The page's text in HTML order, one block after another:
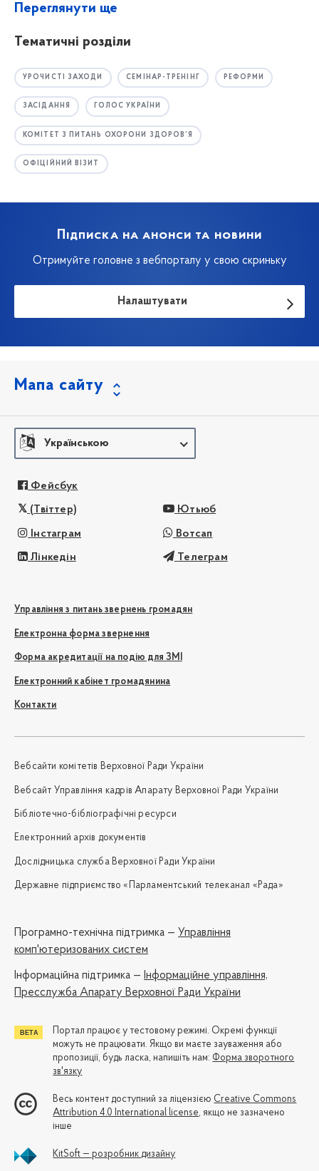
Переглянути ще
Тематичні розділи
УРОЧИСТІ ЗАХОДИ СЕМІНАР-ТРЕНІНГ РЕФОРМИ
ЗАСІДАННЯ ГОЛОС УКРАЇНИ
КОМІТЕТ З ПИТАНЬ ОХОРОНИ ЗДОРОВ’Я
ОФІЦІЙНИЙ ВІЗИТ
Підписка на анонси та новини
Отримуйте головне з вебпорталу у свою скриньку
Налаштувати
Мапа сайту
Українською
Фейсбук
(Твіттер) Ютьюб
Інстаграм Вотсап
Лінкедін Телеграм
Управління з питань звернень громадян
Електронна форма звернення
Форма акредитації на подію для ЗМІ
Електронний кабінет громадянина
Контакти
Вебсайти комітетів Верховної Ради України
Вебсайт Управління кадрів Апарату Верховної Ради України
Бібліотечно-бібліографічні ресурси
Електронний архів документів
Дослідницька служба Верховної Ради України
Державне підприємство «Парламентський телеканал «Рада»
Програмно-технічна підтримка — Управління
комп'ютеризованих систем
Iнформаційна підтримка — Інформаційне управління,
Пресслужба Апарату Верховної Ради України
Портал працює у тестовому режимі. Окремі функції
можуть не працювати. Якщо ви маєте зауваження або
пропозиції, будь ласка, напишіть нам: Форма зворотного
зв'язку
Весь контент доступний за ліцензією Creative Commons
Attribution 4.0 International license, якщо не зазначено
інше
KitSoft — розробник дизайну